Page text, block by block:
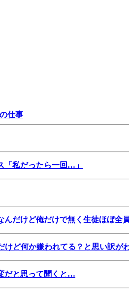
仕事
「私だったら一回…」
だけど俺だけで無く生徒ほぼ
ど何か嫌われてる？と思い訳が
だと思って聞くと…